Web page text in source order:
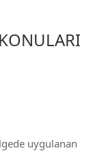
uygulanan